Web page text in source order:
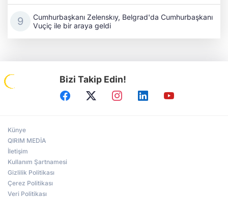
Cumhurbaşkanı Zelenskıy, Belgrad'da Cumhurbaşkanı
Vuçiç ile bir araya geldi
Bizi Takip Edin!
Künye
QIRIM MEDİA
İletişim
Kullanım Şartnamesi
Gizlilik Politikası
Çerez Politikası
Veri Politikası